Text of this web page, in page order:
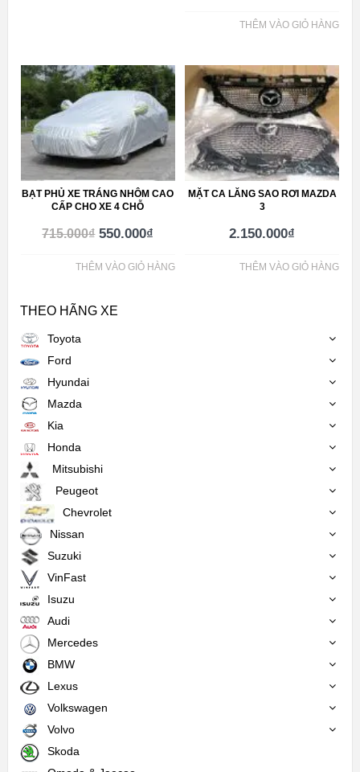
THÊM VÀO GIỎ HÀNG
BẠT PHỦ XE TRÁNG NHÔM CAO
CẤP CHO XE 4 CHỖ
715.000₫ 550.000₫
THÊM VÀO GIỎ HÀNG
MẶT CA LĂNG SAO RƠI MAZDA
3
2.150.000₫
THÊM VÀO GIỎ HÀNG
THEO HÃNG XE
Toyota
Ford
Hyundai
Mazda
Kia
Honda
Mitsubishi
Peugeot
Chevrolet
Nissan
Suzuki
VinFast
Isuzu
Audi
Mercedes
BMW
Lexus
Volkswagen
Volvo
Skoda